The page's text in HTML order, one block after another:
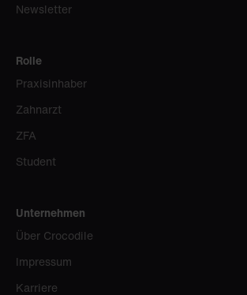
Newsletter
Rolle
Praxisinhaber
Zahnarzt
ZFA
Student
Unternehmen
Über Crocodile
Impressum
Karriere